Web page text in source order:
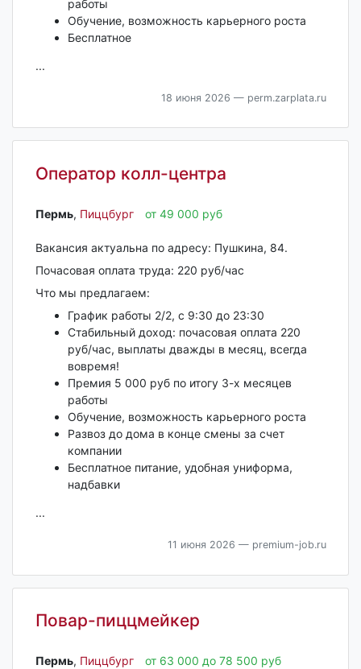
работы
Обучение, возможность карьерного роста
Бесплатное
...
18 июня 2026 — perm.zarplata.ru
Оператор колл-центра
Пермь‎, Пиццбург от 49 000 руб
Вакансия актуальна по адресу: Пушкина, 84.
Почасовая оплата труда: 220 руб/час
Что мы предлагаем:
График работы 2/2, с 9:30 до 23:30
Стабильный доход: почасовая оплата 220
руб/час, выплаты дважды в месяц, всегда
вовремя!
Премия 5 000 руб по итогу 3-х месяцев
работы
Обучение, возможность карьерного роста
Развоз до дома в конце смены за счет
компании
Бесплатное питание, удобная униформа,
надбавки
...
11 июня 2026 — premium-job.ru
Повар-пиццмейкер
Пермь‎, Пиццбург от 63 000 до 78 500 руб